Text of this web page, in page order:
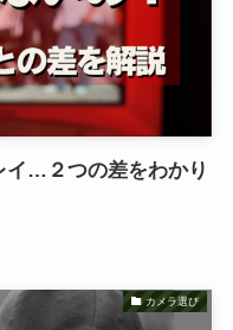
イ…２つの差をわかり
カメラ選び